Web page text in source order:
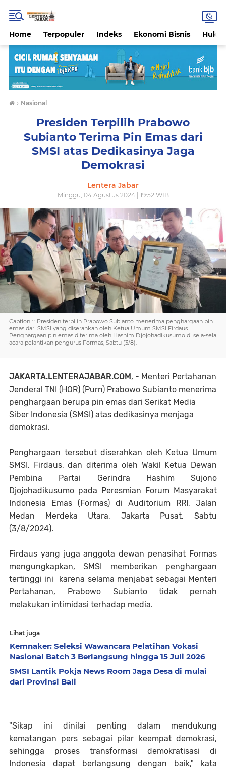
Home Terpopuler Indeks Ekonomi Bisnis
› Nasional
Presiden Terpilih Prabowo
Subianto Terima Pin Emas dari
SMSI atas Dedikasinya Jaga
Demokrasi
Lentera Jabar
Minggu, 04 Agustus 2024 | 19:52 WIB
Caption : : Presiden terpilih Prabowo Subianto menerima penghargaan pin
emas dari SMSI yang diserahkan oleh Ketua Umum SMSI Firdaus.
Penghargaan pin emas diterima oleh Hashim Djojohadikusumo di sela-sela
acara pelantikan pengurus Formas, Sabtu (3/8).
JAKARTA.LENTERAJABAR.COM, - Menteri Pertahanan
Jenderal TNI (HOR) (Purn) Prabowo Subianto menerima
penghargaan berupa pin emas dari Serikat Media
Siber Indonesia (SMSI) atas dedikasinya menjaga
demokrasi.
Penghargaan tersebut diserahkan oleh Ketua Umum
SMSI, Firdaus, dan diterima oleh Wakil Ketua Dewan
Pembina Partai Gerindra Hashim Sujono
Djojohadikusumo pada Peresmian Forum Masyarakat
Indonesia Emas (Formas) di Auditorium RRI, Jalan
Medan Merdeka Utara, Jakarta Pusat, Sabtu
(3/8/2024).
Firdaus yang juga anggota dewan penasihat Formas
mengungkapkan, SMSI memberikan penghargaan
tertinggi ini karena selama menjabat sebagai Menteri
Pertahanan, Prabowo Subianto tidak pernah
melakukan intimidasi terhadap media.
Lihat juga
Kemnaker: Seleksi Wawancara Pelatihan Vokasi
Nasional Batch 3 Berlangsung hingga 15 Juli 2026
SMSI Lantik Pokja News Room Jaga Desa di mulai
dari Provinsi Bali
"Sikap ini dinilai penting dalam mendukung
kematangan pers sebagai pilar keempat demokrasi,
sehingga proses transformasi demokratisasi di
Indonesia dapat berlangsung dengan baik," kata